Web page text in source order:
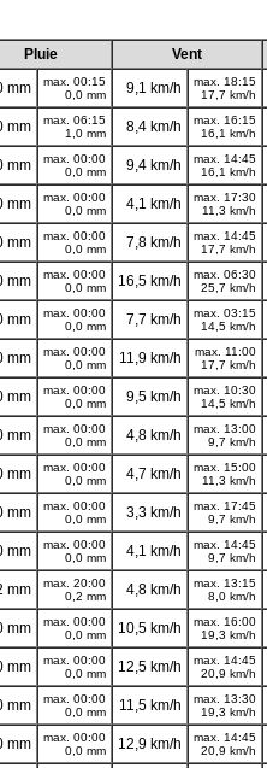
Pluie Vent
mm
max. 00:15
0,0 mm
9,1 km/h
max. 18:15
17,7 km/h
mm
max. 06:15
1,0 mm
8,4 km/h
max. 16:15
16,1 km/h
mm
max. 00:00
0,0 mm
9,4 km/h
max. 14:45
16,1 km/h
mm
max. 00:00
0,0 mm
4,1 km/h
max. 17:30
11,3 km/h
mm
max. 00:00
0,0 mm
7,8 km/h
max. 14:45
17,7 km/h
mm
max. 00:00
0,0 mm
16,5 km/h
max. 06:30
25,7 km/h
mm
max. 00:00
0,0 mm
7,7 km/h
max. 03:15
14,5 km/h
mm
max. 00:00
0,0 mm
11,9 km/h
max. 11:00
17,7 km/h
mm
max. 00:00
0,0 mm
9,5 km/h
max. 10:30
14,5 km/h
mm
max. 00:00
0,0 mm
4,8 km/h
max. 13:00
9,7 km/h
mm
max. 00:00
0,0 mm
4,7 km/h
max. 15:00
11,3 km/h
mm
max. 00:00
0,0 mm
3,3 km/h
max. 17:45
9,7 km/h
mm
max. 00:00
0,0 mm
4,1 km/h
max. 14:45
9,7 km/h
mm
max. 20:00
0,2 mm
4,8 km/h
max. 13:15
8,0 km/h
mm
max. 00:00
0,0 mm
10,5 km/h
max. 16:00
19,3 km/h
mm
max. 00:00
0,0 mm
12,5 km/h
max. 14:45
20,9 km/h
mm
max. 00:00
0,0 mm
11,5 km/h
max. 13:30
19,3 km/h
mm
max. 00:00
0,0 mm
12,9 km/h
max. 14:45
20,9 km/h